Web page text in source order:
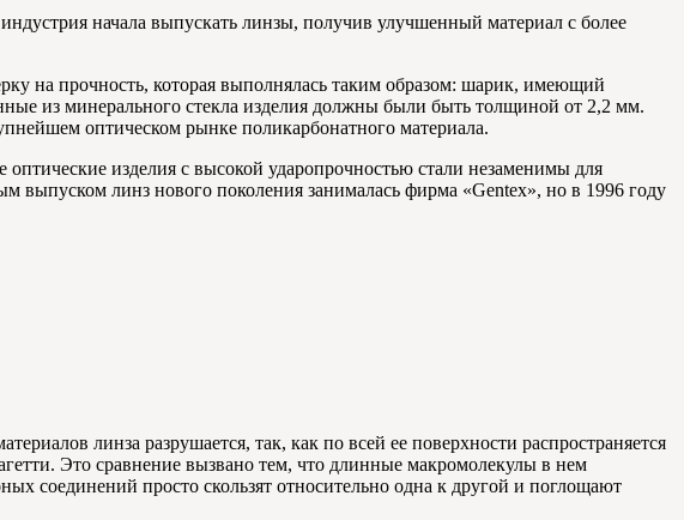
начала выпускать линзы, получив улучшенный материал с более
на прочность, которая выполнялась таким образом: шарик, имеющий
из минерального стекла изделия должны были быть толщиной от 2,2 мм.
оптическом рынке поликарбонатного материала.
изделия с высокой ударопрочностью стали незаменимы для
выпуском линз нового поколения занималась фирма «Gentex», но в 1996 году
линза разрушается, так, как по всей ее поверхности распространяется
Это сравнение вызвано тем, что длинные макромолекулы в нем
соединений просто скользят относительно одна к другой и поглощают